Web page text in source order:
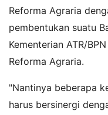
Reforma Agraria
pembentukan suatu
Kementerian ATR/
Reforma Agraria.
"Nantinya beberapa
harus bersinergi